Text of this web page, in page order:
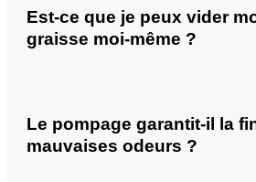
Est-ce que je peux vider
graisse moi-même ?
Le pompage garantit-il la
mauvaises odeurs ?